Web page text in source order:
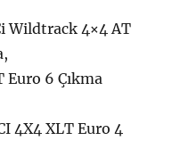
Wildtrack 4×4 AT
Euro 6 Çıkma
4X4 XLT Euro 4